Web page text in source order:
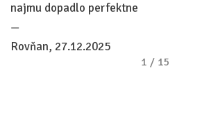
najmu dopadlo perfektne
—
Rovňan, 27.12.2025
1 / 15